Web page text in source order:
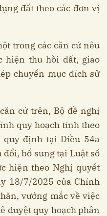
đất theo các đơn vị
trong các căn cứ nêu
hiện thu hồi đất, giao
chuyển mục đích sử
cứ trên, Bộ đề nghị
quy hoạch tỉnh theo
định tại Điều 54a
đổi, bổ sung tại Luật số
hiện theo Nghị quyết
18/7/2025 của Chính
vướng mắc về việc
duyệt quy hoạch phân